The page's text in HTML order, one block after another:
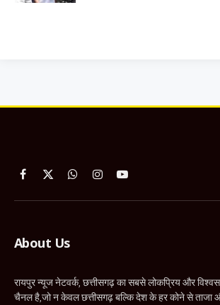
Facebook
X
WhatsApp
InstagramYouTube
About Us
रायपुर न्यूज नेटवर्क, छत्तीसगढ़ का सबसे लोकप्रिय और
चैनल है,जो न केवल छत्तीसगढ़ बल्कि देश के हर कोने से ताजा